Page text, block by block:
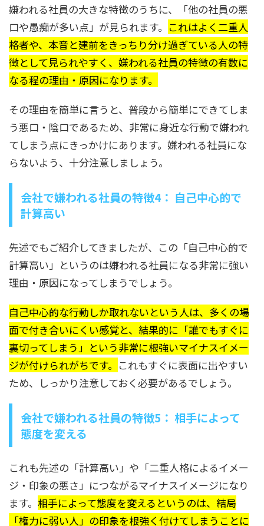
嫌われる社員の大きな特徴のうちに、「他の社員の悪
口や愚痴が多い点」が見られます。 これはよく二重人
格者や、本音と建前をきっちり分け過ぎている人の特
徴として見られやすく、嫌われる社員の特徴の有数に
なる程の理由・原因になります。
その理由を簡単に言うと、普段から簡単にできてしま
う悪口・陰口であるため、非常に身近な行動で嫌われ
てしまう点にきっかけにあります。嫌われる社員にな
らないよう、十分注意しましょう。
会社で嫌われる社員の特徴4： 自己中心的で
計算高い
先述でもご紹介してきましたが、この「自己中心的で
計算高い」というのは嫌われる社員になる非常に強い
理由・原因になってしまうでしょう。
自己中心的な行動しか取れないという人は、多くの場
面で付き合いにくい感覚と、結果的に「誰でもすぐに
裏切ってしまう」という非常に根強いマイナスイメー
ジが付けられがちです。 これもすぐに表面に出やすい
ため、しっかり注意しておく必要があるでしょう。
会社で嫌われる社員の特徴5： 相手によって
態度を変える
これも先述の「計算高い」や「二重人格によるイメー
ジ・印象の悪さ」につながるマイナスイメージになり
ます。 相手によって態度を変えるというのは、結局
「権力に弱い人」の印象を根強く付けてしまうことに